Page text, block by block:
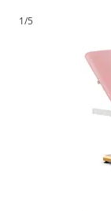
1/5